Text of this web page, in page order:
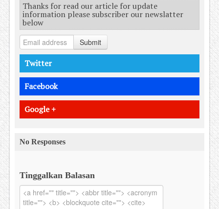
Thanks for read our article for update
information please subscriber our newslatter
below
Submit
Twitter
Facebook
Google +
No Responses
Tinggalkan Balasan